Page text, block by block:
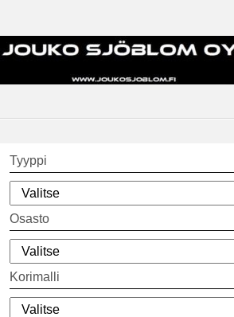
Tyyppi
Osasto
Korimalli